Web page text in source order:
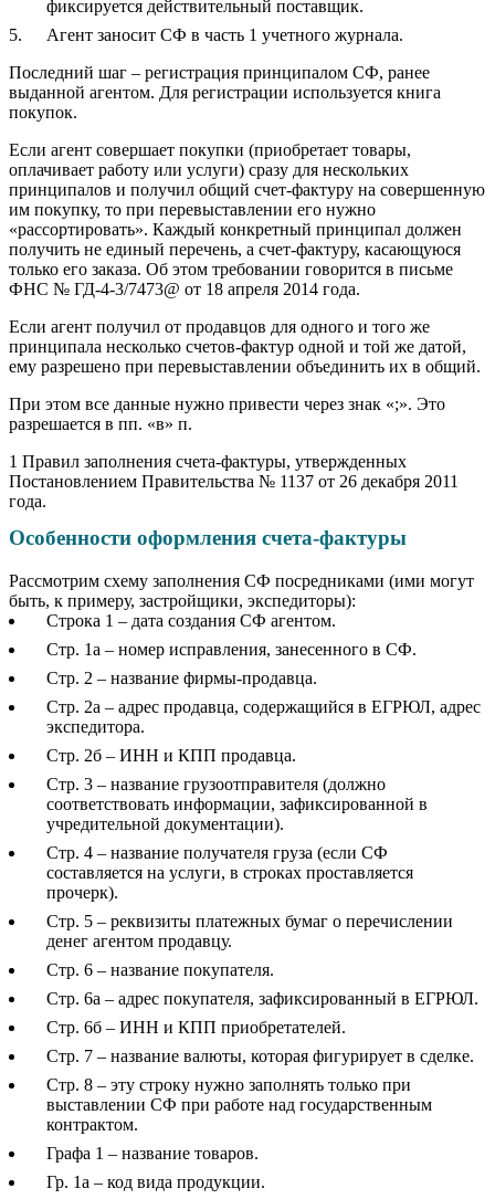
фиксируется действительный поставщик.
Агент заносит СФ в часть 1 учетного журнала.
Последний шаг – регистрация принципалом СФ, ранее
выданной агентом. Для регистрации используется книга
покупок.
Если агент совершает покупки (приобретает товары,
оплачивает работу или услуги) сразу для нескольких
принципалов и получил общий счет-фактуру на совершенную
им покупку, то при перевыставлении его нужно
«рассортировать». Каждый конкретный принципал должен
получить не единый перечень, а счет-фактуру, касающуюся
только его заказа. Об этом требовании говорится в письме
ФНС № ГД-4-3/7473@ от 18 апреля 2014 года.
Если агент получил от продавцов для одного и того же
принципала несколько счетов-фактур одной и той же датой,
ему разрешено при перевыставлении объединить их в общий.
При этом все данные нужно привести через знак «;». Это
разрешается в пп. «в» п.
1 Правил заполнения счета-фактуры, утвержденных
Постановлением Правительства № 1137 от 26 декабря 2011
года.
Особенности оформления счета-фактуры
Рассмотрим схему заполнения СФ посредниками (ими могут
быть, к примеру, застройщики, экспедиторы):
Строка 1 – дата создания СФ агентом.
Стр. 1а – номер исправления, занесенного в СФ.
Стр. 2 – название фирмы-продавца.
Стр. 2а – адрес продавца, содержащийся в ЕГРЮЛ, адрес
экспедитора.
Стр. 2б – ИНН и КПП продавца.
Стр. 3 – название грузоотправителя (должно
соответствовать информации, зафиксированной в
учредительной документации).
Стр. 4 – название получателя груза (если СФ
составляется на услуги, в строках проставляется
прочерк).
Стр. 5 – реквизиты платежных бумаг о перечислении
денег агентом продавцу.
Стр. 6 – название покупателя.
Стр. 6а – адрес покупателя, зафиксированный в ЕГРЮЛ.
Стр. 6б – ИНН и КПП приобретателей.
Стр. 7 – название валюты, которая фигурирует в сделке.
Стр. 8 – эту строку нужно заполнять только при
выставлении СФ при работе над государственным
контрактом.
Графа 1 – название товаров.
Гр. 1а – код вида продукции.